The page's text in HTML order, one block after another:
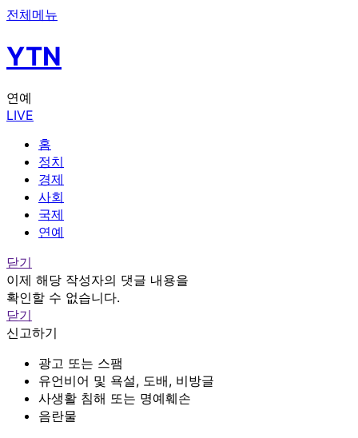
전체메뉴
YTN
연예
LIVE
홈
정치
경제
사회
국제
연예
닫기
이제 해당 작성자의 댓글 내용을
확인할 수 없습니다.
닫기
신고하기
광고 또는 스팸
유언비어 및 욕설, 도배, 비방글
사생활 침해 또는 명예훼손
음란물